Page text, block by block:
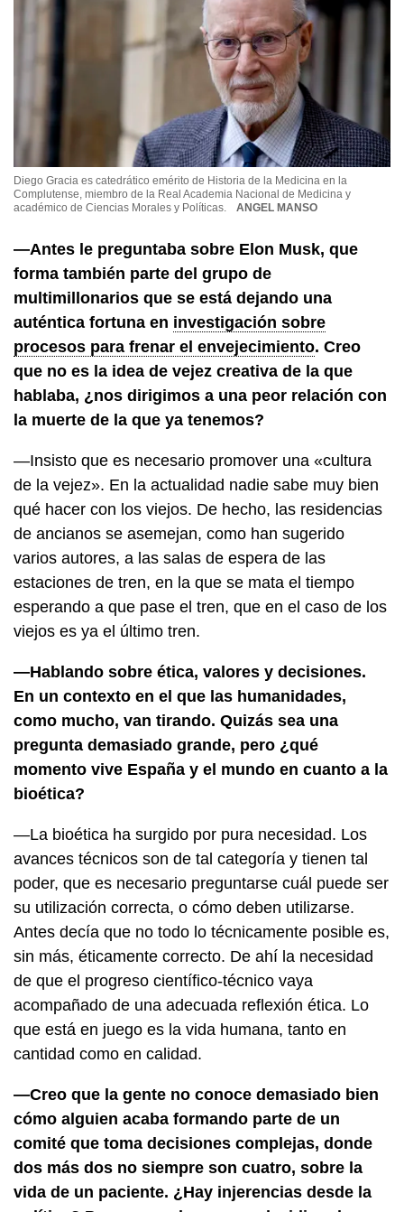
Diego Gracia es catedrático emérito de Historia de la Medicina en la
Complutense, miembro de la Real Academia Nacional de Medicina y
académico de Ciencias Morales y Políticas.
ANGEL MANSO
—Antes le preguntaba sobre Elon Musk, que
forma también parte del grupo de
multimillonarios que se está dejando una
auténtica fortuna en investigación sobre
procesos para frenar el envejecimiento. Creo
que no es la idea de vejez creativa de la que
hablaba, ¿nos dirigimos a una peor relación con
la muerte de la que ya tenemos?
—Insisto que es necesario promover una «cultura
de la vejez». En la actualidad nadie sabe muy bien
qué hacer con los viejos. De hecho, las residencias
de ancianos se asemejan, como han sugerido
varios autores, a las salas de espera de las
estaciones de tren, en la que se mata el tiempo
esperando a que pase el tren, que en el caso de los
viejos es ya el último tren.
—Hablando sobre ética, valores y decisiones.
En un contexto en el que las humanidades,
como mucho, van tirando. Quizás sea una
pregunta demasiado grande, pero ¿qué
momento vive España y el mundo en cuanto a la
bioética?
—La bioética ha surgido por pura necesidad. Los
avances técnicos son de tal categoría y tienen tal
poder, que es necesario preguntarse cuál puede ser
su utilización correcta, o cómo deben utilizarse.
Antes decía que no todo lo técnicamente posible es,
sin más, éticamente correcto. De ahí la necesidad
de que el progreso científico-técnico vaya
acompañado de una adecuada reflexión ética. Lo
que está en juego es la vida humana, tanto en
cantidad como en calidad.
—Creo que la gente no conoce demasiado bien
cómo alguien acaba formando parte de un
comité que toma decisiones complejas, donde
dos más dos no siempre son cuatro, sobre la
vida de un paciente. ¿Hay injerencias desde la